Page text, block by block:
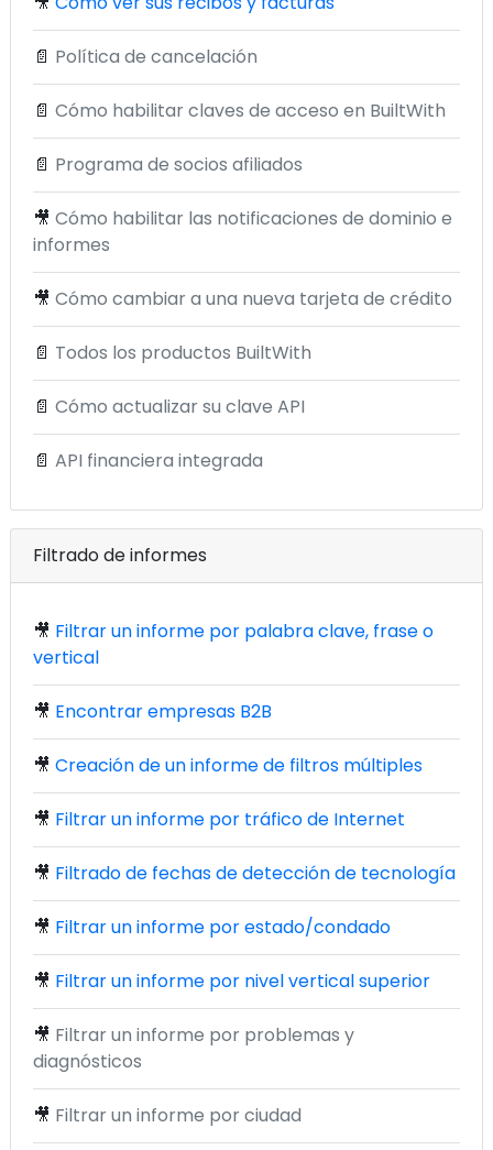
📄 Política de cancelación
📄 Cómo habilitar claves de acceso en BuiltWith
📄 Programa de socios afiliados
🎥 Cómo habilitar las notificaciones de dominio e
informes
🎥 Cómo cambiar a una nueva tarjeta de crédito
📄 Todos los productos BuiltWith
📄 Cómo actualizar su clave API
📄 API financiera integrada
Filtrado de informes
🎥 Filtrar un informe por palabra clave, frase o
vertical
🎥 Encontrar empresas B2B
🎥 Creación de un informe de filtros múltiples
🎥 Filtrar un informe por tráfico de Internet
🎥 Filtrado de fechas de detección de tecnología
🎥 Filtrar un informe por estado/condado
🎥 Filtrar un informe por nivel vertical superior
🎥 Filtrar un informe por problemas y
diagnósticos
🎥 Filtrar un informe por ciudad